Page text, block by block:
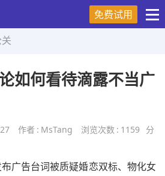
免费试用
如何看待滴露不当广
作者 : MsTang 浏览次数 : 1159 分
广告台词被质疑婚恋双标、物化女